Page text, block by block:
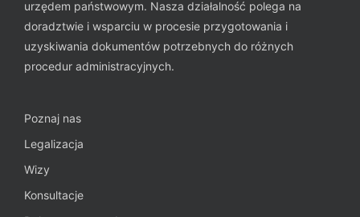
urzędem państwowym. Nasza działalność polega na
doradztwie i wsparciu w procesie przygotowania i
uzyskiwania dokumentów potrzebnych do różnych
procedur administracyjnych.
Poznaj nas
Legalizacja
Wizy
Konsultacje